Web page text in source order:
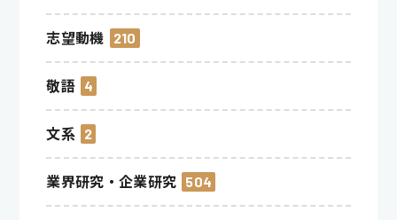
志望動機 210
敬語 4
文系 2
業界研究・企業研究 504